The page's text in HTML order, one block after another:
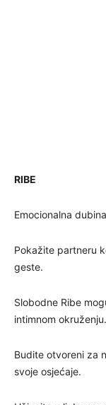
RIBE
Emocionalna
Pokažite partneru
geste.
Slobodne Ribe
intimnom okruženju.
Budite otvoreni za
svoje osjećaje.